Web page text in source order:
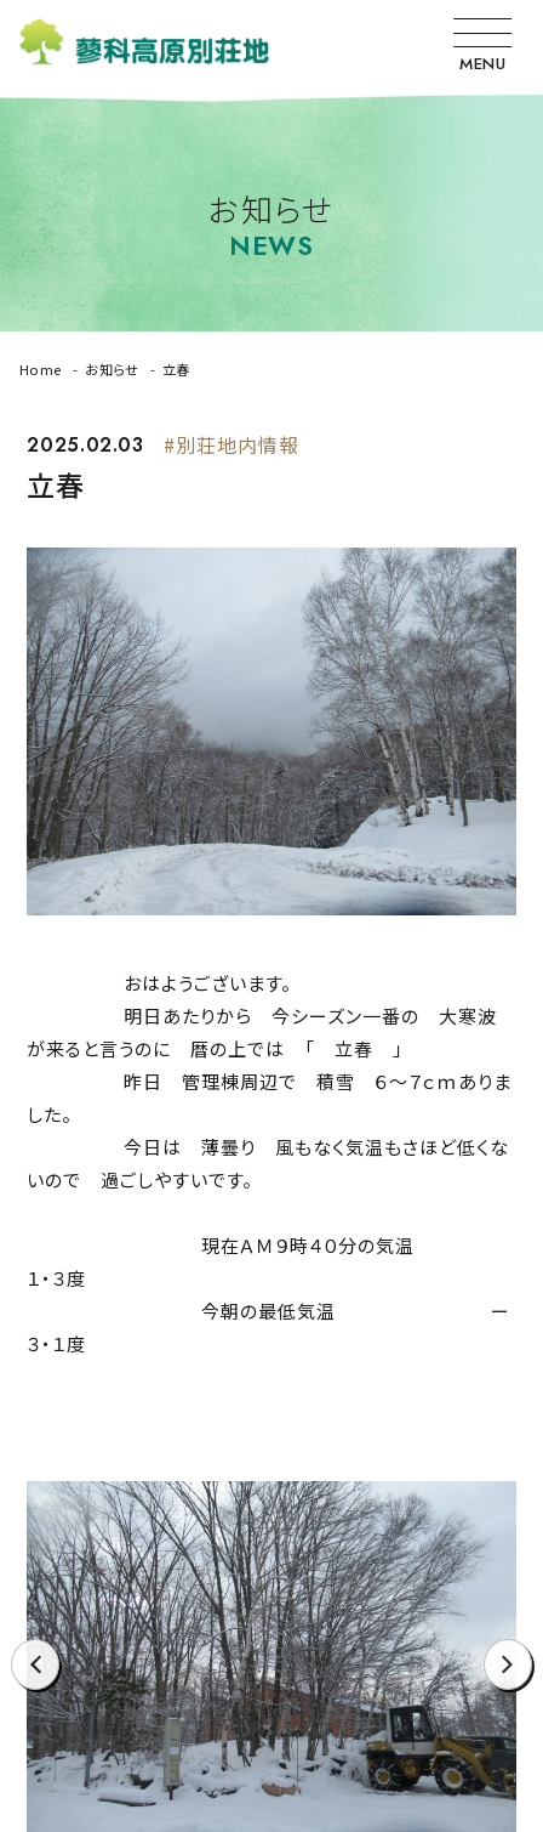
MENU
お知らせ
NEWS
Home お知らせ 立春
2025.02.03 #別荘地内情報
立春
おはようございます。
明日あたりから 今シーズン一番の 大寒波
が来ると言うのに 暦の上では 「 立春 」
昨日 管理棟周辺で 積雪 ６～７ｃｍありま
した。
今日は 薄曇り 風もなく気温もさほど低くな
いので 過ごしやすいです。
現在ＡＭ９時４０分の気温
１・３度
今朝の最低気温 ー
３・１度
prev next